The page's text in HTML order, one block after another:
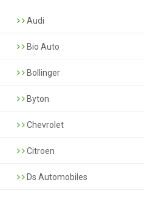
Audi
Bio Auto
Bollinger
Byton
Chevrolet
Citroen
Ds Automobiles